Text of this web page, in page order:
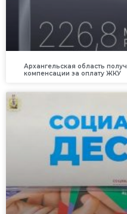
Архангельская область
компенсации за оплату ЖКУ